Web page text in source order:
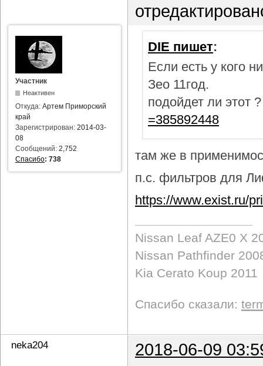
Участник
Неактивен
Откуда: Артем Приморский
край
Зарегистрирован: 2014-03-
08
Сообщений: 2,752
Спасибо: 738
DIE пишет:
Если есть у кого
Зео 11год.
подойдет ли этот
=385892448
там же в
п.с. фильтров для
https://www.exist.ru/
Nissan Leaf AZE0 X
Nissan Pathfinder
Kia Cerato Koup 2011
Спасибо сказали:
neka204
2018-06-09